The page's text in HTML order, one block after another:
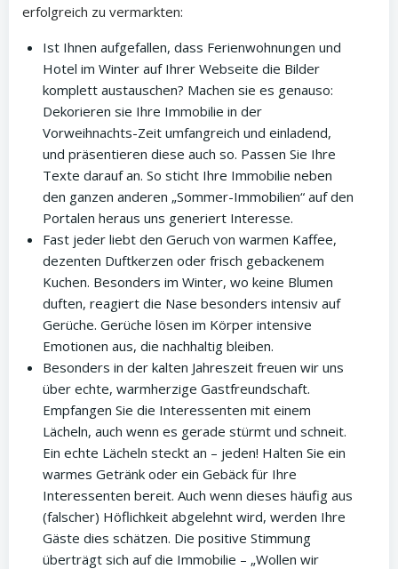
erfolgreich zu vermarkten:
Ist Ihnen aufgefallen, dass Ferienwohnungen und
Hotel im Winter auf Ihrer Webseite die Bilder
komplett austauschen? Machen sie es genauso:
Dekorieren sie Ihre Immobilie in der
Vorweihnachts-Zeit umfangreich und einladend,
und präsentieren diese auch so. Passen Sie Ihre
Texte darauf an. So sticht Ihre Immobilie neben
den ganzen anderen „Sommer-Immobilien“ auf den
Portalen heraus uns generiert Interesse.
Fast jeder liebt den Geruch von warmen Kaffee,
dezenten Duftkerzen oder frisch gebackenem
Kuchen. Besonders im Winter, wo keine Blumen
duften, reagiert die Nase besonders intensiv auf
Gerüche. Gerüche lösen im Körper intensive
Emotionen aus, die nachhaltig bleiben.
Besonders in der kalten Jahreszeit freuen wir uns
über echte, warmherzige Gastfreundschaft.
Empfangen Sie die Interessenten mit einem
Lächeln, auch wenn es gerade stürmt und schneit.
Ein echte Lächeln steckt an – jeden! Halten Sie ein
warmes Getränk oder ein Gebäck für Ihre
Interessenten bereit. Auch wenn dieses häufig aus
(falscher) Höflichkeit abgelehnt wird, werden Ihre
Gäste dies schätzen. Die positive Stimmung
überträgt sich auf die Immobilie – „Wollen wir